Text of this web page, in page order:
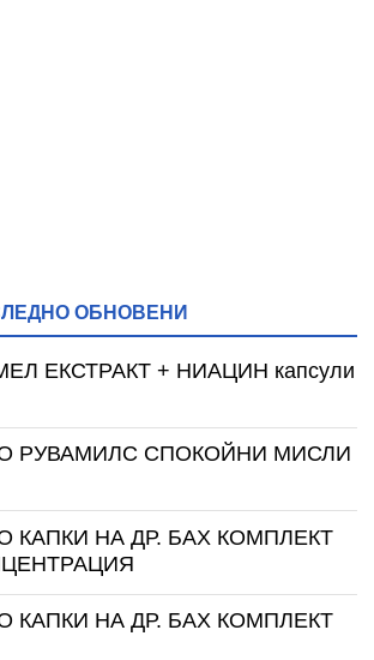
ОБНОВЕНИ
ЕКСТРАКТ + НИАЦИН капсули
РУВАМИЛС СПОКОЙНИ МИСЛИ
НА ДР. БАХ КОМПЛЕКТ
НА ДР. БАХ КОМПЛЕКТ